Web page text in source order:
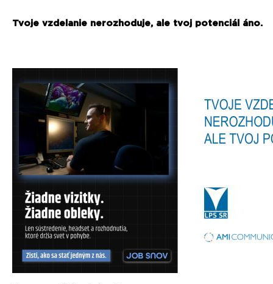
Tvoje vzdelanie nerozhoduje, ale tvoj potenciál áno.